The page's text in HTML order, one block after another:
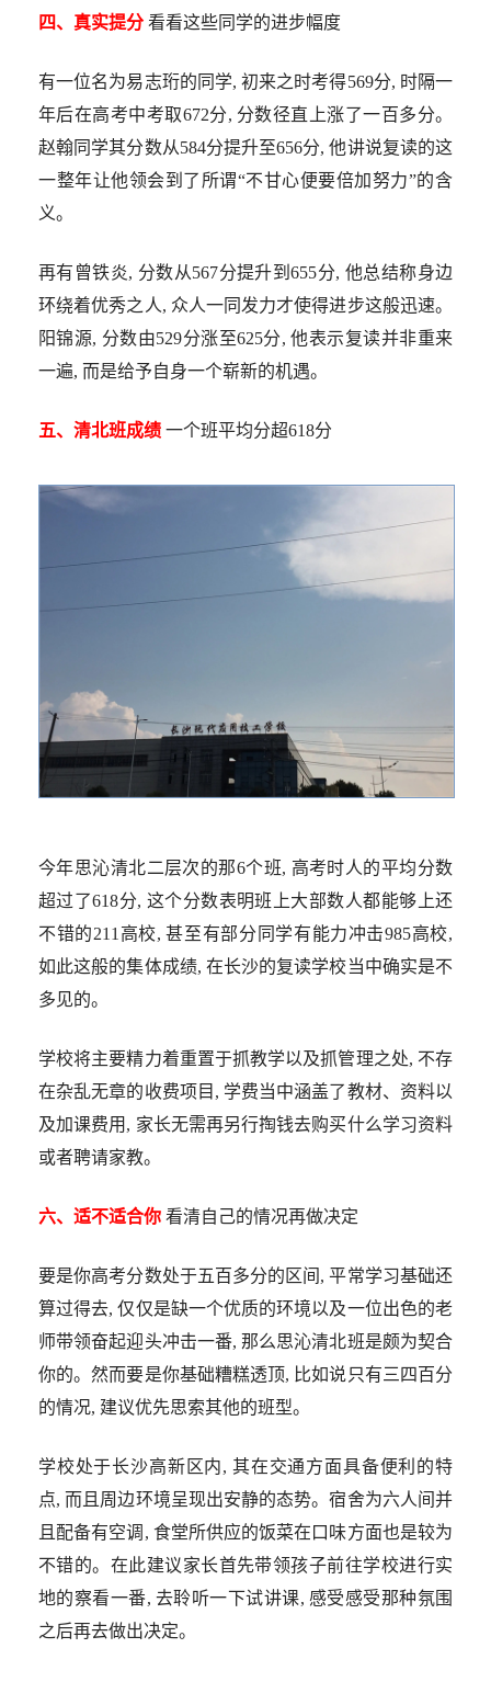
四、真实提分 看看这些同学的进步幅度
有一位名为易志珩的同学, 初来之时考得569分, 时隔一
年后在高考中考取672分, 分数径直上涨了一百多分。
赵翰同学其分数从584分提升至656分, 他讲说复读的这
一整年让他领会到了所谓“不甘心便要倍加努力”的含
义。
再有曾铁炎, 分数从567分提升到655分, 他总结称身边
环绕着优秀之人, 众人一同发力才使得进步这般迅速。
阳锦源, 分数由529分涨至625分, 他表示复读并非重来
一遍, 而是给予自身一个崭新的机遇。
五、清北班成绩 一个班平均分超618分
今年思沁清北二层次的那6个班, 高考时人的平均分数
超过了618分, 这个分数表明班上大部数人都能够上还
不错的211高校, 甚至有部分同学有能力冲击985高校,
如此这般的集体成绩, 在长沙的复读学校当中确实是不
多见的。
学校将主要精力着重置于抓教学以及抓管理之处, 不存
在杂乱无章的收费项目, 学费当中涵盖了教材、资料以
及加课费用, 家长无需再另行掏钱去购买什么学习资料
或者聘请家教。
六、适不适合你 看清自己的情况再做决定
要是你高考分数处于五百多分的区间, 平常学习基础还
算过得去, 仅仅是缺一个优质的环境以及一位出色的老
师带领奋起迎头冲击一番, 那么思沁清北班是颇为契合
你的。然而要是你基础糟糕透顶, 比如说只有三四百分
的情况, 建议优先思索其他的班型。
学校处于长沙高新区内, 其在交通方面具备便利的特
点, 而且周边环境呈现出安静的态势。宿舍为六人间并
且配备有空调, 食堂所供应的饭菜在口味方面也是较为
不错的。在此建议家长首先带领孩子前往学校进行实
地的察看一番, 去聆听一下试讲课, 感受感受那种氛围
之后再去做出决定。